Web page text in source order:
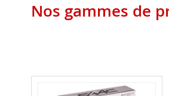
Nos gammes de